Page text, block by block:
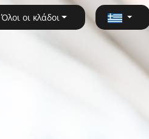
Όλοι οι κλάδοι